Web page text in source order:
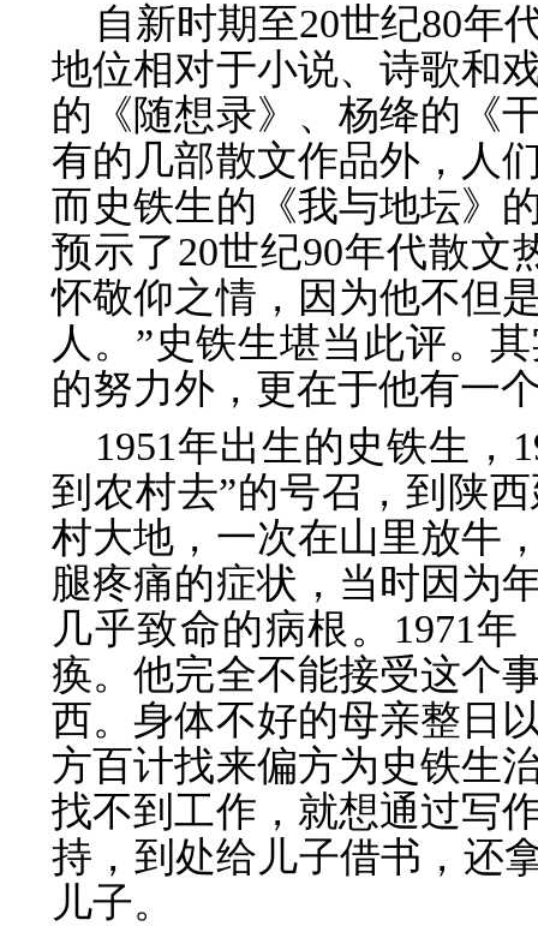
自新时期至20世纪80年
地位相对于小说、诗歌和
的《随想录》、杨绛的《
有的几部散文作品外，人
而史铁生的《我与地坛》
预示了20世纪90年代散文
怀敬仰之情，因为他不但
人。”史铁生堪当此评。
的努力外，更在于他有一
1951年出生的史铁生，
到农村去”的号召，到陕
村大地，一次在山里放牛
腿疼痛的症状，当时因为
几乎致命的病根。1971
痪。他完全不能接受这个
西。身体不好的母亲整日
方百计找来偏方为史铁生
找不到工作，就想通过写
持，到处给儿子借书，还
儿子。